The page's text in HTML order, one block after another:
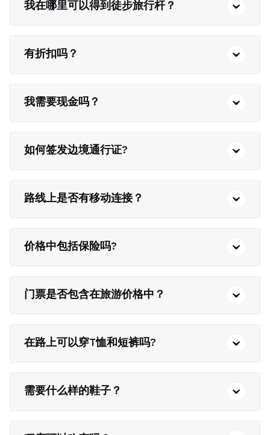
我在哪里可以得到徒步旅行杆？
有折扣吗？
我需要现金吗？
如何签发边境通行证?
路线上是否有移动连接？
价格中包括保险吗?
门票是否包含在旅游价格中？
在路上可以穿T恤和短裤吗?
需要什么样的鞋子？